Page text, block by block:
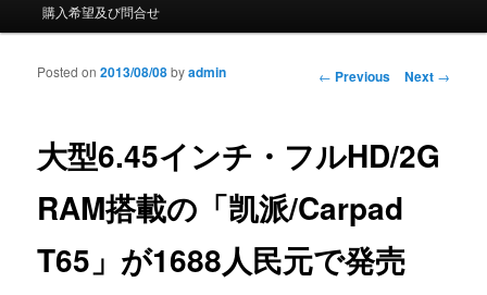
購入希望及び問合せ
Post navigation
← Previous Next →
大型6.45インチ・フルHD/2G
RAM搭載の「凯派/Carpad
T65」が1688人民元で発売
Posted on2013/08/08byadmin